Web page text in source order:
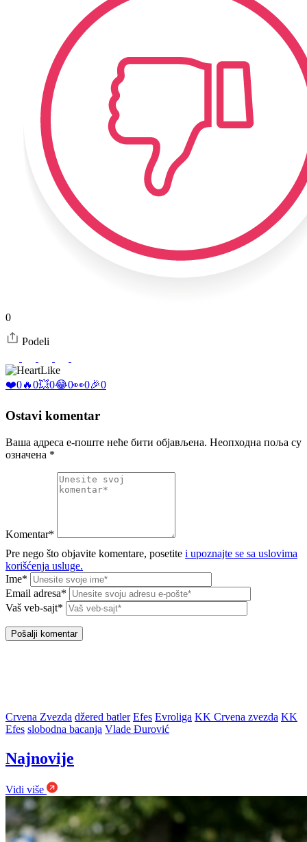
0
Podeli
Like
❤️0🔥0💥0😂0👀0🎉0
Ostavi komentar
Ваша адреса е-поште неће бити објављена. Неопходна поља су
означена *
Komentar*
Pre nego što objavite komentare, posetite i upoznajte se sa uslovima
korišćenja usluge.
Ime*
Email adresa*
Vaš veb-sajt*
Crvena Zvezda džered batler Efes Evroliga KK Crvena zvezda KK
Efes slobodna bacanja Vlade Đurović
Najnovije
Vidi više